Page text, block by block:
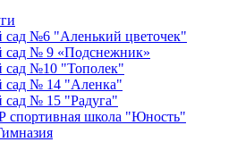
сад №6 "Аленький цветочек"
сад № 9 «Подснежник»
сад №10 "Тополек"
сад № 14 "Аленка"
сад № 15 "Радуга"
школа "Юность"